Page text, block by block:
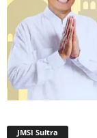
JMSI Sultra